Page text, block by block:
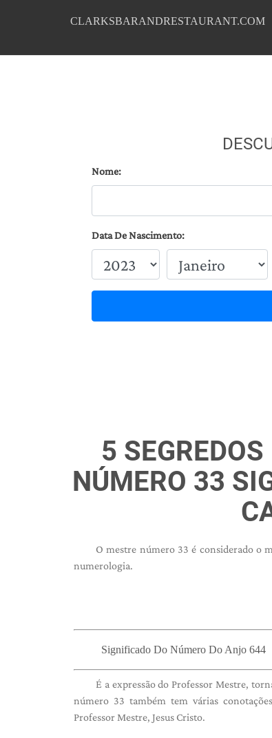
CLARKSBARANDRESTAURANT.COM
Nome:
Data De Nascimento:
5
NÚMERO 33
O mestre número 33 é considerado o
numerologia.
Significado Do Número Do Anjo 644
É a expressão do Professor Mestre,
número 33 também tem várias
Professor Mestre, Jesus Cristo.